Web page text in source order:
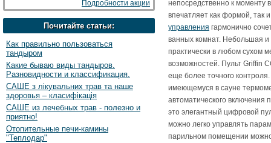
Подробности акции
Почитайте статьи:
Как правильно пользоваться
тандыром
Какие бываю виды тандыров.
Разновидности и классификация.
САШЕ з лікувальних трав та наше
здоровья – класифікація
САШЕ из лечебных трав - полезно и
приятно!
Отопительные печи-камины
"Теплодар"
непосредственно к моменту
впечатляет как формой, так
управления гармонично
ванных комнат. Небольшая и
практически в любом сухом
возможностей. Пульт Griffin
еще более точного
имеющемуся в сауне
автоматического включения
это элегантный цифровой
можно легко управлять
парильном помещении можно